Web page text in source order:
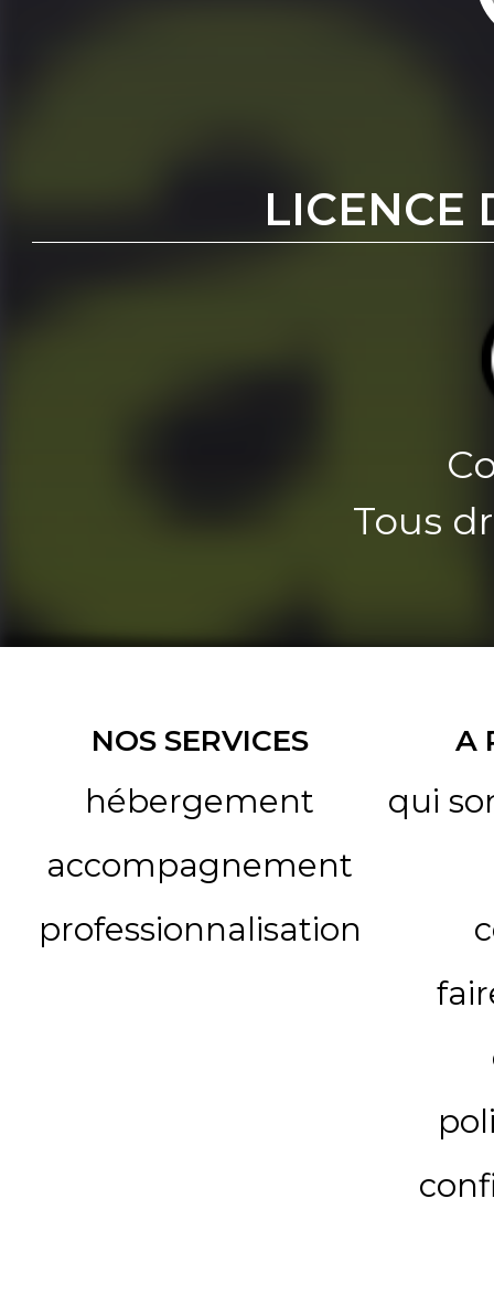
LICENCE
Tous
NOS SERVICES
hébergement
accompagnement
professionnalisation
A
qui